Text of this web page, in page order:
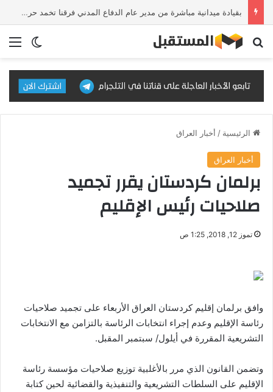
بقيادة ميدانية مباشرة من مدير عام الدفاع المدني فرقنا تخمد حريق معمل نجارة وسط بغداد
الوضع بحث عن
الرئيسية / أخبار العراق
أخبار العراق
برلمان كردستان يقرر تجميد
صلاحيات رئيس الإقليم
تموز 12, 2018, 1:25 ص
وافق برلمان إقليم كردستان العراق الأربعاء على تجميد صلاحيات
رئاسة الإقليم وعدم إجراء انتخابات الرئاسة بالتزامن مع الانتخابات
التشريعية المقررة في أيلول/ سبتمبر المقبل.
وتضمن القانون الذي مرر بالأغلبية توزيع صلاحيات مؤسسة رئاسة
الإقليم على السلطات التشريعية والتنفيذية والقضائية لحين كتابة